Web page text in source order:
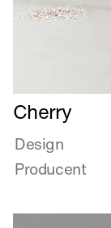
Læs
mere
om
Cherry
Cherry
Design
Producent